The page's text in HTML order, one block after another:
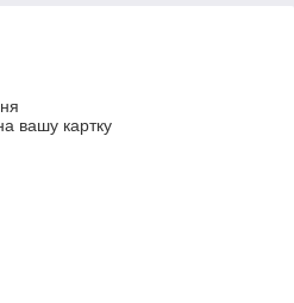
вашу картку